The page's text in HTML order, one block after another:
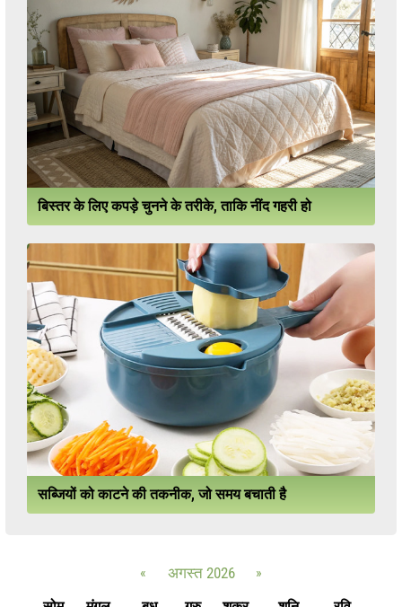
बिस्तर के लिए कपड़े चुनने के तरीके, ताकि नींद गहरी हो
सब्जियों को काटने की तकनीक, जो समय बचाती है
« अगस्त 2026
»